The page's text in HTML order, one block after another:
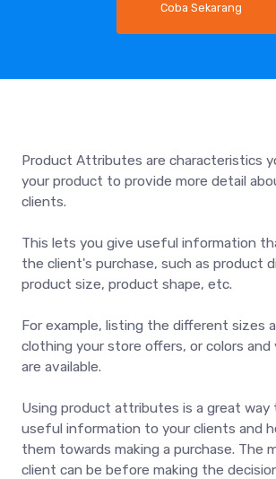
Coba Sekarang
Product Attributes are characteristics
your product to provide more detail
clients.
This lets you give useful information
the client's purchase, such as product
product size, product shape, etc.
For example, listing the different sizes
clothing your store offers, or colors
are available.
Using product attributes is a great way
useful information to your clients and
them towards making a purchase. The
client can be before making the